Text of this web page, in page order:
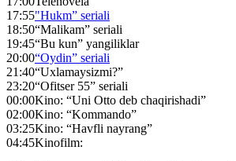
17:55"Hukm” seriali
18:50“Malikam” seriali
19:45“Bu kun” yangiliklar
20:00“Oydin” seriali
21:40“Uxlamaysizmi?”
23:20“Ofitser 55” seriali
00:00Kino: “Uni Otto deb chaqirishadi”
02:00Kino: “Kommando”
03:25Kino: “Havfli nayrang”
04:45Kinofilm: